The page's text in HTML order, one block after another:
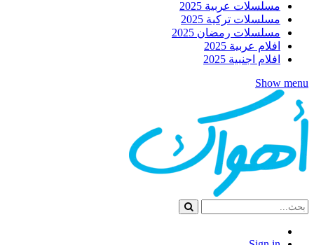
مسلسلات عربية 2025
مسلسلات تركية 2025
مسلسلات رمضان 2025
افلام عربية 2025
افلام اجنبية 2025
Show menu